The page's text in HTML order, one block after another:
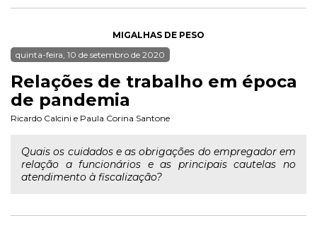
MIGALHAS DE PESO
quinta-feira, 10 de setembro de 2020
Relações de trabalho em época
de pandemia
Ricardo Calcini e Paula Corina Santone
Quais os cuidados e as obrigações do empregador em
relação a funcionários e as principais cautelas no
atendimento à fiscalização?